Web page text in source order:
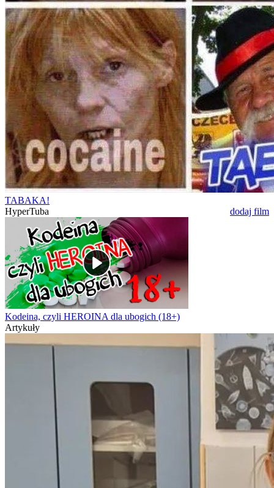
TABAKA!
HyperTuba
dodaj film
Kodeina, czyli HEROINA dla ubogich (18+)
Artykuły